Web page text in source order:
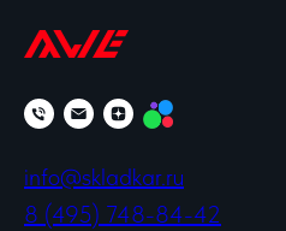
info@skladkar.ru
8 (495) 748-84-42